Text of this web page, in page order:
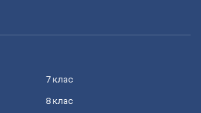
7 клас
8 клас